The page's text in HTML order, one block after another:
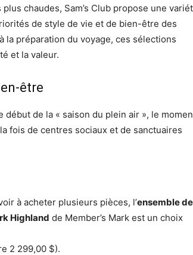
chaudes, Sam’s Club propose une
de style de vie et de bien-être des
la préparation du voyage, ces sélections
et la valeur.
être
de la « saison du plein air », le
fois de centres sociaux et de sanctuaires
à acheter plusieurs pièces, l’ensemble de
Highland de Member’s Mark est un choix
2 299,00 $).